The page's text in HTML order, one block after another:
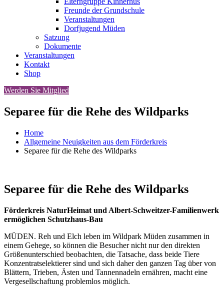
Freunde der Grundschule
Veranstaltungen
Dorfjugend Müden
Satzung
Dokumente
Veranstaltungen
Kontakt
Shop
Werden Sie Mitglied
Separee für die Rehe des Wildparks
Home
Allgemeine Neuigkeiten aus dem Förderkreis
Separee für die Rehe des Wildparks
Separee für die Rehe des Wildparks
Förderkreis NaturHeimat und Albert-Schweitzer-Familienwerk
ermöglichen Schutzhaus-Bau
MÜDEN. Reh und Elch leben im Wildpark Müden zusammen in
einem Gehege, so können die Besucher nicht nur den direkten
Größenunterschied beobachten, die Tatsache, dass beide Tiere
Konzentratselektierer sind und sich daher den ganzen Tag über von
Blättern, Trieben, Ästen und Tannennadeln ernähren, macht eine
Vergesellschaftung problemlos möglich.